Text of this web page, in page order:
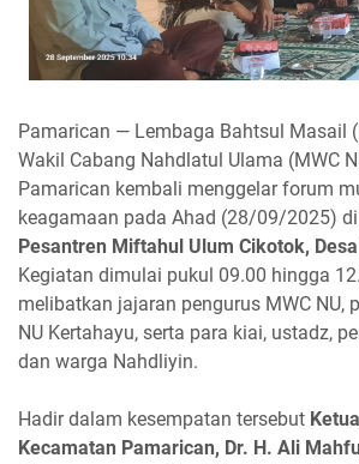
Pamarican — Lembaga Bahtsul Masail
Wakil Cabang Nahdlatul Ulama (MWC
Pamarican kembali menggelar forum
keagamaan pada Ahad (28/09/2025) di
Pesantren Miftahul Ulum Cikotok,
Kegiatan dimulai pukul 09.00 hingga
melibatkan jajaran pengurus MWC NU,
NU Kertahayu, serta para kiai, ustadz,
dan warga Nahdliyin.
Hadir dalam kesempatan tersebut
Kecamatan Pamarican, Dr. H. Ali